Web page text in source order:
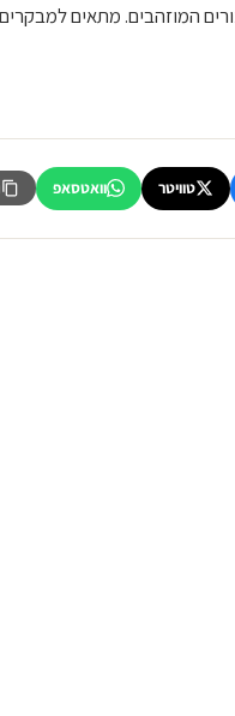
המוזהבים. מתאים למבקרים מכל
טוויטר וואטסאפ